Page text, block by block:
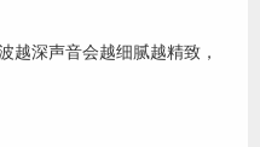
越深声音会越细腻越精致，